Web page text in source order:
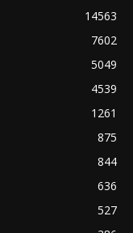
14563
7602
5049
4539
1261
875
844
636
527